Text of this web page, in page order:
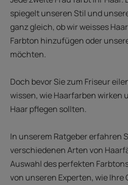
spiegelt unseren Stil und
ganz gleich, ob wir weisses
Farbton hinzufügen oder
möchten.
Doch bevor Sie zum Friseur
wissen, wie Haarfarben wirken
Haar pflegen sollten.
In unserem Ratgeber erfahren
verschiedenen Arten von
Auswahl des perfekten
von unseren Experten, wie